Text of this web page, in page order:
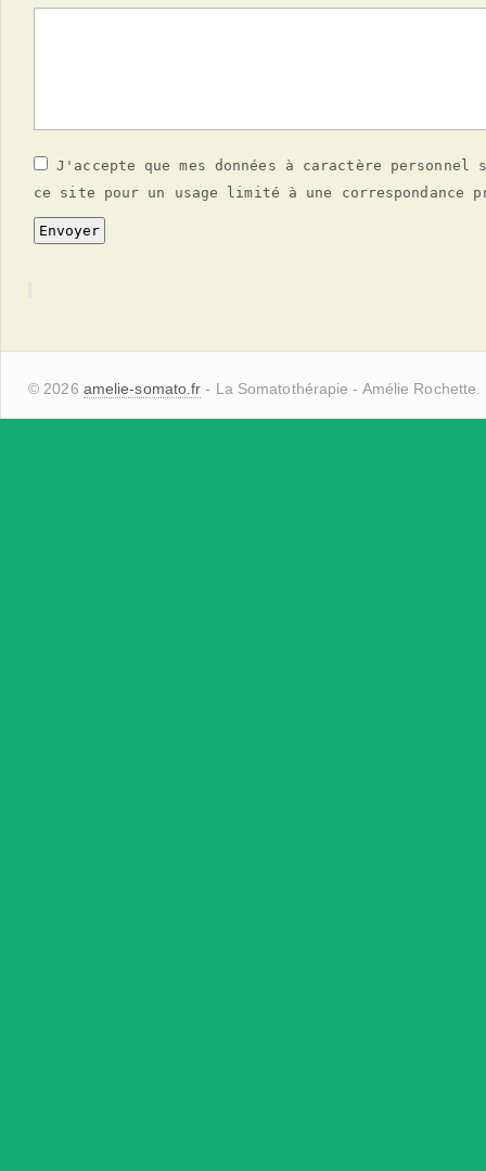
J'accepte que mes données à caractère
ce site pour un usage limité à une correspondance
© 2026 amelie-somato.fr - La Somatothérapie - Amélie Rochette.